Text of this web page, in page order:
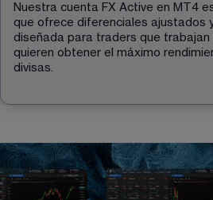
Nuestra cuenta FX Active en MT4
que ofrece diferenciales ajustados
diseñada para traders que
quieren obtener el máximo
divisas.